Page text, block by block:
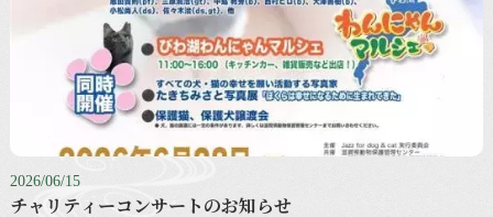
2026/06/15
チャリティーコンサートのお知らせ